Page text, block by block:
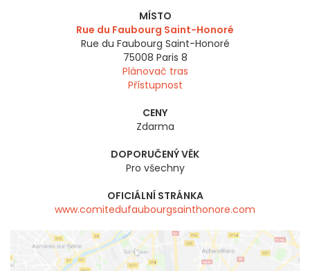
MÍSTO
Rue du Faubourg Saint-Honoré
Rue du Faubourg Saint-Honoré
75008 Paris 8
Plánovač tras
Přístupnost
CENY
Zdarma
DOPORUČENÝ VĚK
Pro všechny
OFICIÁLNÍ STRÁNKA
www.comitedufaubourgsainthonore.com